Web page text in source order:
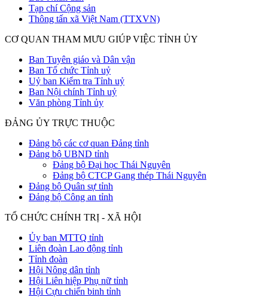
Tạp chí Cộng sản
Thông tấn xã Việt Nam (TTXVN)
CƠ QUAN THAM MƯU GIÚP VIỆC TỈNH ỦY
Ban Tuyên giáo và Dân vận
Ban Tổ chức Tỉnh uỷ
Uỷ ban Kiểm tra Tỉnh uỷ
Ban Nội chính Tỉnh uỷ
Văn phòng Tỉnh ủy
ĐẢNG ỦY TRỰC THUỘC
Đảng bộ các cơ quan Đảng tỉnh
Đảng bộ UBND tỉnh
Đảng bộ Đại học Thái Nguyên
Đảng bộ CTCP Gang thép Thái Nguyên
Đảng bộ Quân sự tỉnh
Đảng bộ Công an tỉnh
TỔ CHỨC CHÍNH TRỊ - XÃ HỘI
Ủy ban MTTQ tỉnh
Liên đoàn Lao động tỉnh
Tỉnh đoàn
Hội Nông dân tỉnh
Hội Liên hiệp Phụ nữ tỉnh
Hội Cựu chiến binh tỉnh